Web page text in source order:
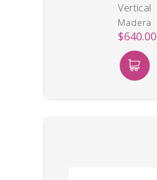
Vertical
Madera
$640.00